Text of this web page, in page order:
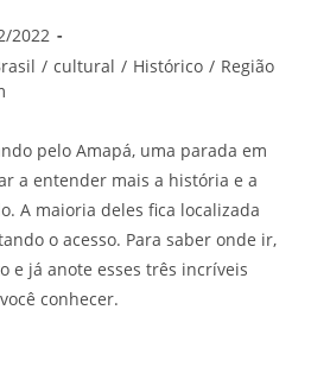
2022
/ cultural / Histórico / Região
pelo Amapá, uma parada em
a entender mais a história e a
A maioria deles fica localizada
o acesso. Para saber onde ir,
e já anote esses três incríveis
conhecer.